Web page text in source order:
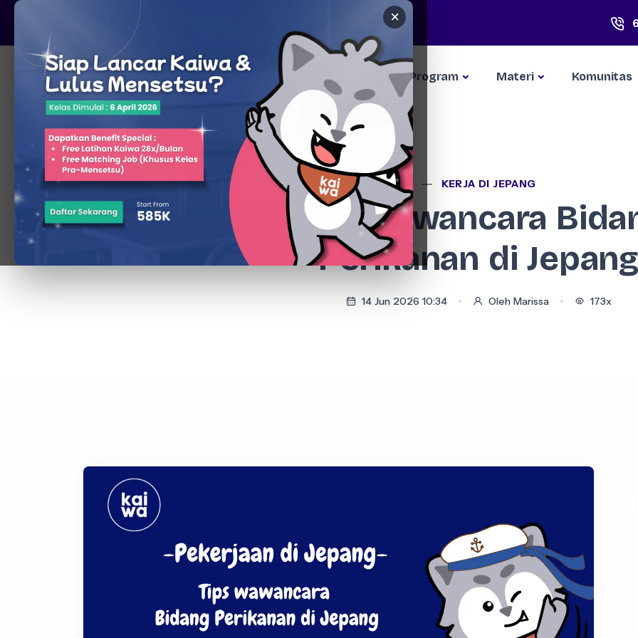
×
Pare, Kediri - Jawa Timur
Beranda Kompetisi Program Materi Komunitas
KERJA DI JEPANG
Tips wawancara
Perikanan di
14 Jun 2026 10:34 Oleh Marissa 173x